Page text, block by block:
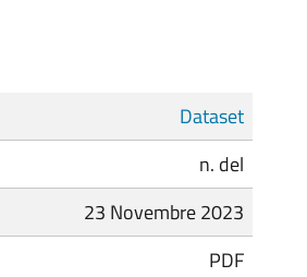
Dataset
n. del
23 Novembre 2023
PDF